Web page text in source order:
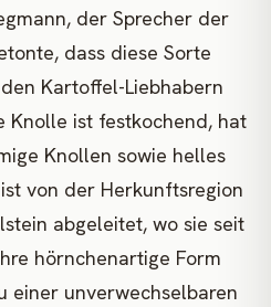
der Sprecher der
dass diese Sorte
Kartoffel-Liebhabern
Knolle ist festkochend, hat
Knollen sowie helles
von der Herkunftsregion
abgeleitet, wo sie seit
hörnchenartige Form
einer unverwechselbaren